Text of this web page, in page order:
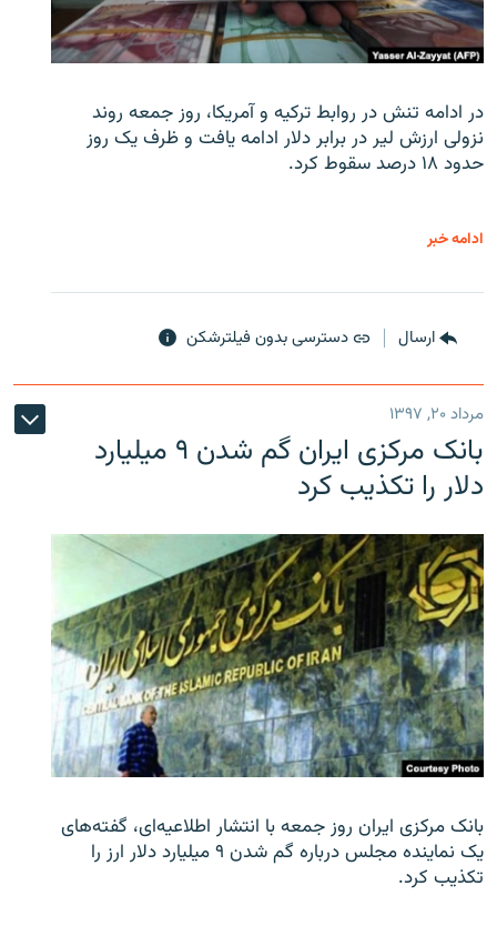
در ادامه تنش در روابط ترکیه و آمریکا، روز جمعه روند
نزولی ارزش لیر در برابر دلار ادامه یافت و ظرف یک روز
حدود ۱۸ درصد سقوط کرد.
ادامه خبر
ارسال دسترسی بدون فیلترشکن
مرداد ۲۰, ۱۳۹۷
بانک مرکزی ایران گم شدن ۹ میلیارد
دلار را تکذیب کرد
بانک مرکزی ایران روز جمعه با انتشار اطلاعیه‌ای، گفته‌های
یک نماینده مجلس درباره گم شدن ۹ میلیارد دلار ارز را
تکذیب کرد.